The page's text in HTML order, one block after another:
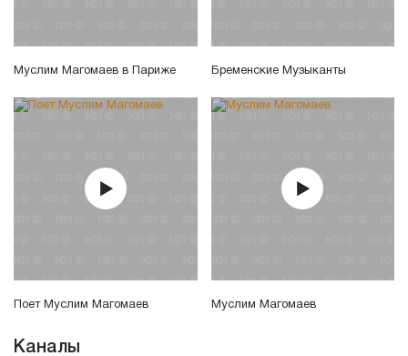
Муслим Магомаев в Париже Бременские Музыканты
Поет Муслим Магомаев Муслим Магомаев
Каналы